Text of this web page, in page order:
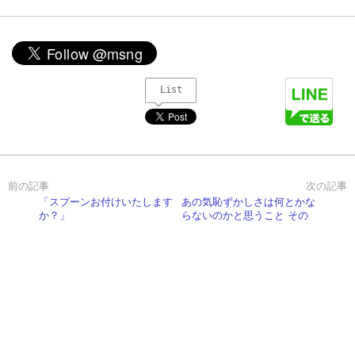
List
「スプーンお付けいたします
か？」
あの気恥ずかしさは何とかな
らないのかと思うこと その